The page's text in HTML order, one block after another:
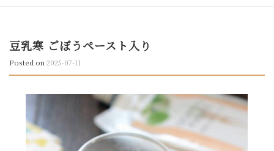
豆乳寒 ごぼうペースト入り
Posted on2025-07-11